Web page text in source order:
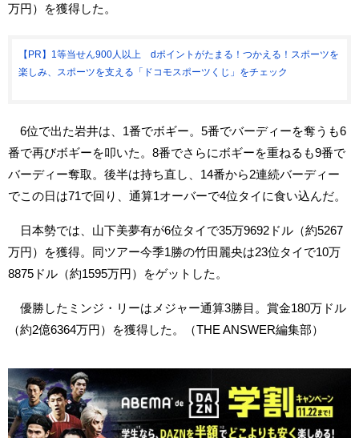
万円）を獲得した。
【PR】1等当せん900人以上 dポイントがたまる！つかえる！スポーツを
楽しみ、スポーツを支える「ドコモスポーツくじ」をチェック
6位で出た岩井は、1番でボギー。5番でバーディーを奪うも6
番で再びボギーを叩いた。8番でさらにボギーを重ねるも9番で
バーディー奪取。後半は持ち直し、14番から2連続バーディー
でこの日は71で回り、通算1オーバーで4位タイに食い込んだ。
日本勢では、山下美夢有が6位タイで35万9692ドル（約5267
万円）を獲得。同ツアー今季1勝の竹田麗央は23位タイで10万
8875ドル（約1595万円）をゲットした。
優勝したミンジ・リーはメジャー通算3勝目。賞金180万ドル
（約2億6364万円）を獲得した。（THE ANSWER編集部）